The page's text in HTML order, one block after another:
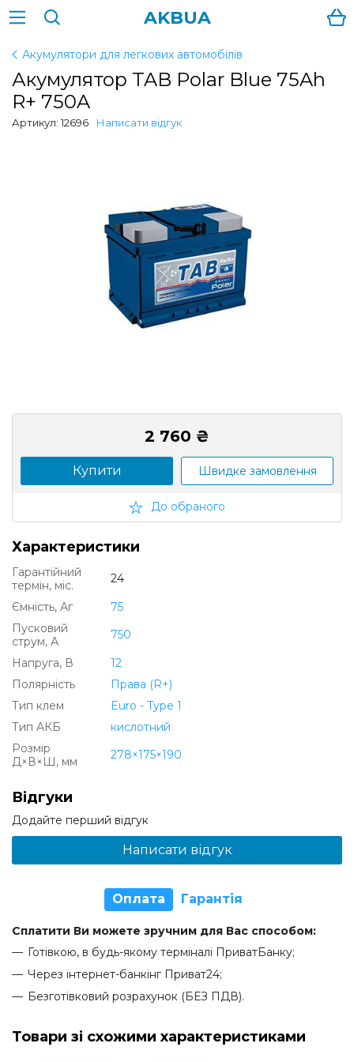
Акумулятори для легкових автомобілів
Акумулятор TAB Polar Blue 75Ah
R+ 750A
Артикул: 12696 Написати відгук
2 760 ₴
Купити Швидке замовлення
До обраного
Характеристики
Гарантійний
термін, міс.
24
Ємність, Аг
75
Пусковий
струм, А
750
Напруга, В
12
Полярність
Права (R+)
Тип клем
Euro - Type 1
Тип АКБ
кислотний
Розмір
Д×В×Ш, мм
278×175×190
Відгуки
Додайте перший відгук
Написати відгук
Оплата Гарантія
Сплатити Ви можете зручним для Вас способом:
Готівкою, в будь-якому терміналі ПриватБанку;
Через інтернет-банкінг Приват24;
Безготівковий розрахунок (БЕЗ ПДВ).
Товари зі схожими характеристиками
AKBUA